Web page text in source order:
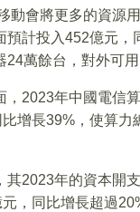
動會將更多的資源
預計投入452億元，
24萬餘台，對外可用
，2023年中國電信
增長39%，使算力
其2023年的資本開
，同比增長超過